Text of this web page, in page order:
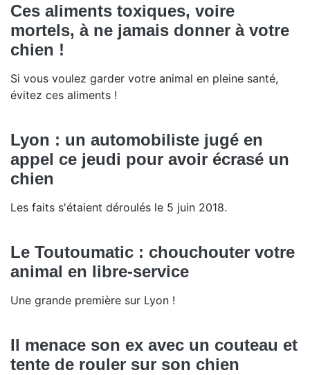
Ces aliments toxiques, voire
mortels, à ne jamais donner à votre
chien !
Si vous voulez garder votre animal en pleine santé,
évitez ces aliments !
Lyon : un automobiliste jugé en
appel ce jeudi pour avoir écrasé un
chien
Les faits s'étaient déroulés le 5 juin 2018.
Le Toutoumatic : chouchouter votre
animal en libre-service
Une grande première sur Lyon !
Il menace son ex avec un couteau et
tente de rouler sur son chien